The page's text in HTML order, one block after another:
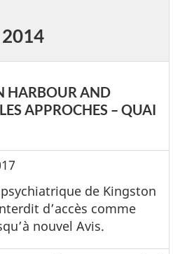
2014
HARBOUR AND
APPROCHES – QUAI
de Kingston
d’accès comme
nouvel Avis.